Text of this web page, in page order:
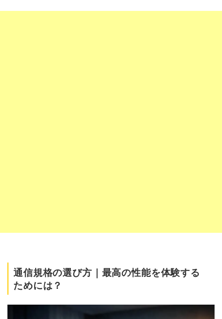
通信規格の選び方｜最高の性能を体験する
ためには？